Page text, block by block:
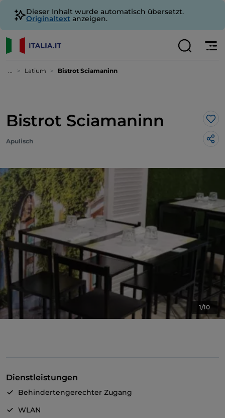
Dieser Inhalt wurde automatisch übersetzt.
Originaltext anzeigen.
... Latium Bistrot Sciamaninn
Bistrot Sciamaninn
Apulisch
1/10
Dienstleistungen
Behindertengerechter Zugang
WLAN